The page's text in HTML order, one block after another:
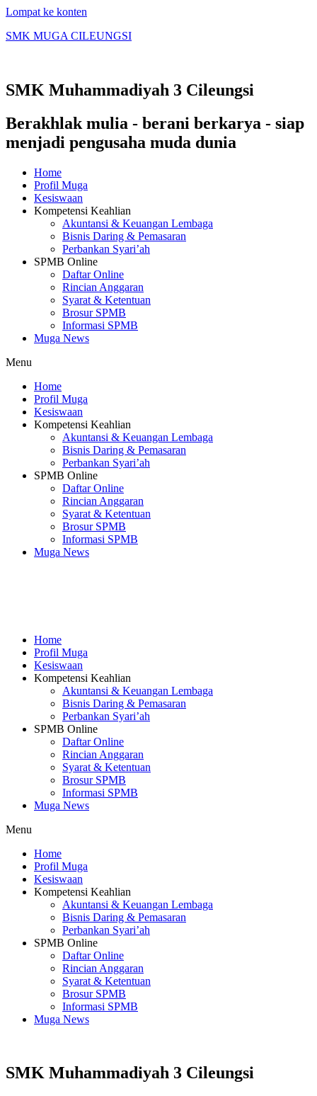
Lompat ke konten
SMK MUGA CILEUNGSI
SMK Muhammadiyah 3 Cileungsi
Berakhlak mulia - berani berkarya - siap
menjadi pengusaha muda dunia
Home
Profil Muga
Kesiswaan
Kompetensi Keahlian
Akuntansi & Keuangan Lembaga
Bisnis Daring & Pemasaran
Perbankan Syari’ah
SPMB Online
Daftar Online
Rincian Anggaran
Syarat & Ketentuan
Brosur SPMB
Informasi SPMB
Muga News
Menu
Home
Profil Muga
Kesiswaan
Kompetensi Keahlian
Akuntansi & Keuangan Lembaga
Bisnis Daring & Pemasaran
Perbankan Syari’ah
SPMB Online
Daftar Online
Rincian Anggaran
Syarat & Ketentuan
Brosur SPMB
Informasi SPMB
Muga News
Home
Profil Muga
Kesiswaan
Kompetensi Keahlian
Akuntansi & Keuangan Lembaga
Bisnis Daring & Pemasaran
Perbankan Syari’ah
SPMB Online
Daftar Online
Rincian Anggaran
Syarat & Ketentuan
Brosur SPMB
Informasi SPMB
Muga News
Menu
Home
Profil Muga
Kesiswaan
Kompetensi Keahlian
Akuntansi & Keuangan Lembaga
Bisnis Daring & Pemasaran
Perbankan Syari’ah
SPMB Online
Daftar Online
Rincian Anggaran
Syarat & Ketentuan
Brosur SPMB
Informasi SPMB
Muga News
SMK Muhammadiyah 3 Cileungsi